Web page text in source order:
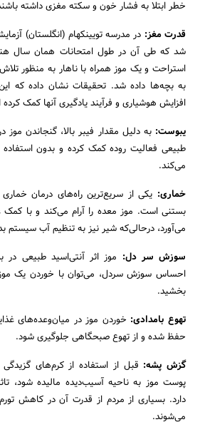
خطر ابتلا به فشار خون و سکته مغزی داشته
قدرت مغز:
شد که طی آن در طول امتحانات همان سال
استراحت و یک موز همراه با ناهار به منظور
به بچه‌ها داده شد. تحقیقات نشان داده که
افزایش هوشیاری و فرآیند یادگیری آنها کمک
یبوست: به دلیل مقدار فیبر بالا، گنجاندن
طبیعی فعالیت روده کمک کرده و بدون
می‌کند.
خماری: یکی از سریع‌ترین راه‌های درمان
بستنی است. موز معده را آرام می‌کند و با
می‌آورد، درحالی‌که شیر نیز به تنظیم آب
سوزش سر دل: موز اثر آنتی‌اسید طبیعی در
احساس سوزش سردل، می‌توان با خوردن یک موز
بخشید.
تهوع بامدادی: خوردن موز در میان‌وعده‌های
حفظ شده و از تهوع صبحگاهی جلوگیری شود.
گزش پشه: قبل از استفاده از کرم‌های
پوست موز به ناحیه آسیب‌دیده مالیده شود،
دارد. بسیاری از مردم از قدرت آن در کاهش
می‌شوند.